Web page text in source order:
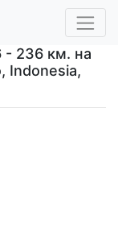
- 236 км. на
Indonesia,